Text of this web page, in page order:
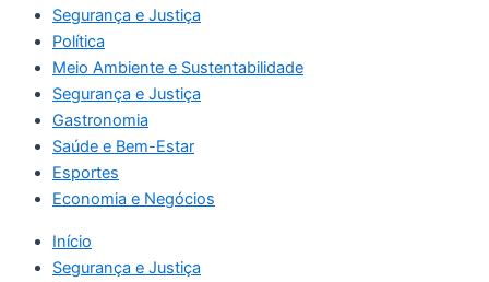
Segurança e Justiça
Política
Meio Ambiente e Sustentabilidade
Segurança e Justiça
Gastronomia
Saúde e Bem-Estar
Esportes
Economia e Negócios
Início
Segurança e Justiça